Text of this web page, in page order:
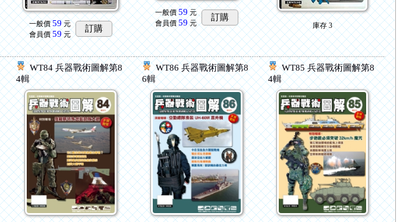
一般價 59元
會員價 59 元
訂購
一般價 59元
會員價 59元
訂購
庫存 3
WT84 兵器戰術圖解第8
4輯
WT86 兵器戰術圖解第8
6輯
WT85 兵器戰術圖解第8
4輯